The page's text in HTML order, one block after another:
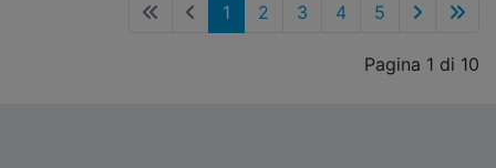
1 2 3 4 5
Pagina 1 di 10